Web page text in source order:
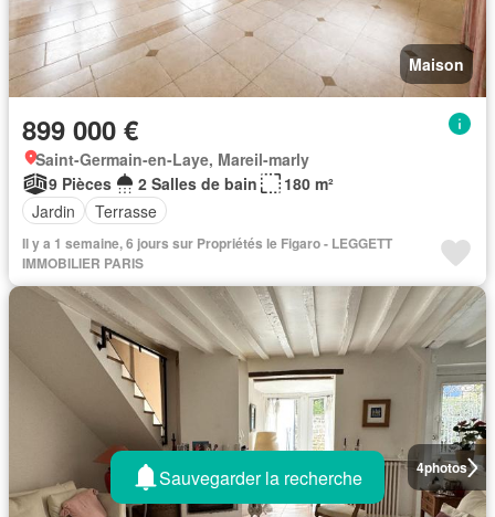
Maison
899 000 €
Saint-Germain-en-Laye, Mareil-marly
9 Pièces
2 Salles de bain
180 m²
Jardin
Terrasse
Il y a 1 semaine, 6 jours sur Propriétés le Figaro - LEGGETT
IMMOBILIER PARIS
4photos
Sauvegarder la recherche